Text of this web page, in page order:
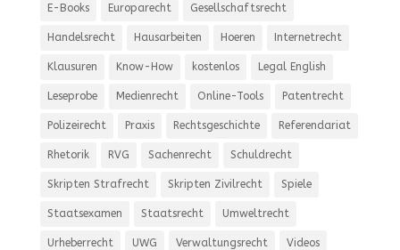
E-Books Europarecht Gesellschaftsrecht
Handelsrecht Hausarbeiten Hoeren Internetrecht
Klausuren Know-How kostenlos Legal English
Leseprobe Medienrecht Online-Tools Patentrecht
Polizeirecht Praxis Rechtsgeschichte Referendariat
Rhetorik RVG Sachenrecht Schuldrecht
Skripten Strafrecht Skripten Zivilrecht Spiele
Staatsexamen Staatsrecht Umweltrecht
Urheberrecht UWG Verwaltungsrecht Videos